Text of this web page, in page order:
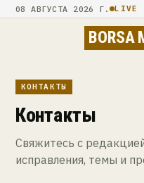
08 АВГУСТА 2026 Г. LIVE
BORSA
КОНТАКТЫ
Контакты
Свяжитесь с
исправления, темы и